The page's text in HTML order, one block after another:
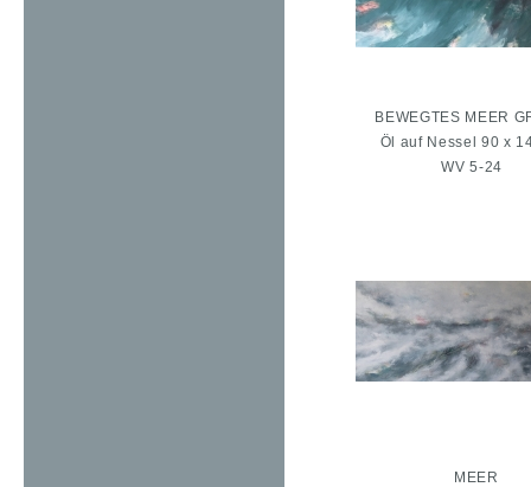
BEWEGTES MEER
Öl auf Nessel 90 x
WV 5-24
MEER